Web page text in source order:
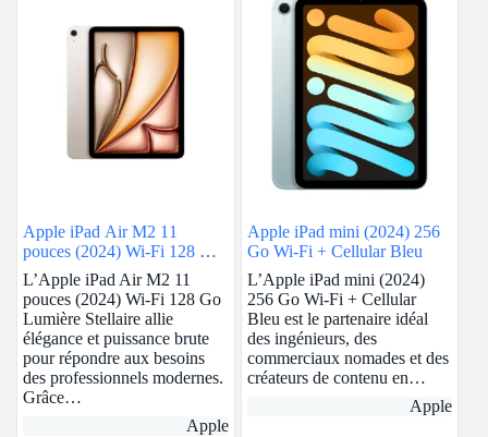
Apple iPad Air M2 11
pouces (2024) Wi-Fi 128 Go
Lumière Stellaire
L’Apple iPad Air M2 11
pouces (2024) Wi-Fi 128 Go
Lumière Stellaire allie
élégance et puissance brute
pour répondre aux besoins
des professionnels modernes.
Grâce…
Apple
Apple iPad mini (2024) 256
Go Wi-Fi + Cellular Bleu
L’Apple iPad mini (2024)
256 Go Wi-Fi + Cellular
Bleu est le partenaire idéal
des ingénieurs, des
commerciaux nomades et des
créateurs de contenu en…
Apple